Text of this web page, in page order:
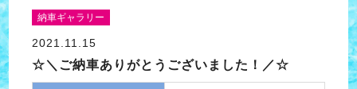
納車ギャラリー
2021.11.15
☆＼ご納車ありがとうございました！／☆